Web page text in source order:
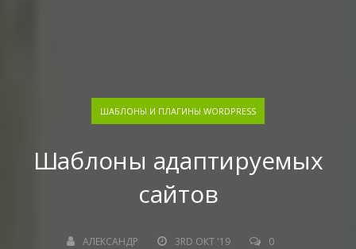
ШАБЛОНЫ И ПЛАГИНЫ WORDPRESS
Шаблоны адаптируемых
сайтов
АЛЕКСАНДР 3RD ОКТ '19 0